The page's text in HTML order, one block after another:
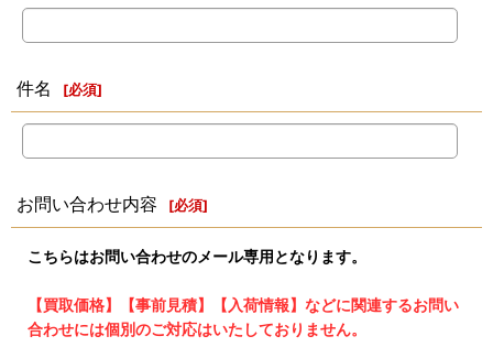
件名 [必須]
お問い合わせ内容 [必須]
こちらはお問い合わせのメール専用となります。
【買取価格】【事前見積】【入荷情報】などに関連するお問い
合わせには個別のご対応はいたしておりません。